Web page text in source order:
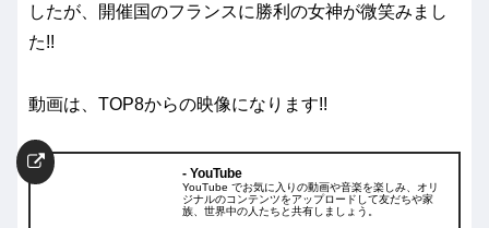
したが、開催国のフランスに勝利の女神が微笑みまし
た!!
動画は、TOP8からの映像になります!!
- YouTube
YouTube でお気に入りの動画や音楽を楽しみ、オリ
ジナルのコンテンツをアップロードして友だちや家
族、世界中の人たちと共有しましょう。